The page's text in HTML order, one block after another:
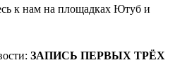
к нам на площадках Ютуб и
ЗАПИСЬ ПЕРВЫХ ТРЁХ